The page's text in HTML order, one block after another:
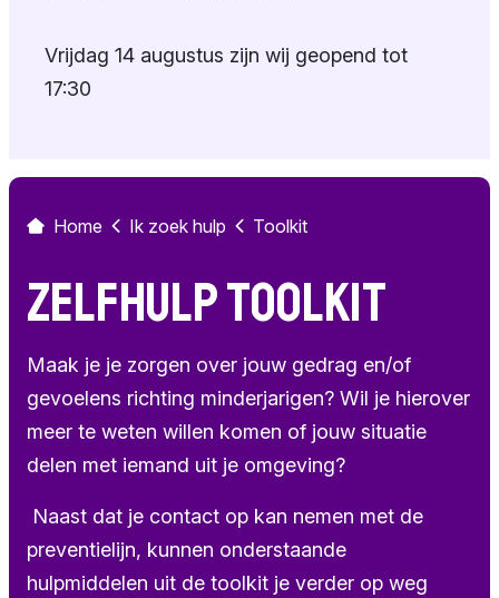
Eigen emoties
Toolkit
Terminologie
Andere
Vrijdag 14 augustus zijn wij geopend tot
17:30
Home Ik zoek hulp Toolkit
Zelfhulp toolkit
Maak je je zorgen over jouw gedrag en/of
gevoelens richting minderjarigen? Wil je hierover
meer te weten willen komen of jouw situatie
delen met iemand uit je omgeving?
Naast dat je contact op kan nemen met de
preventielijn, kunnen onderstaande
hulpmiddelen uit de toolkit je verder op weg